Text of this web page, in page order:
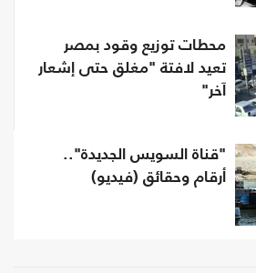
محطات توزيع وقود بمصر
تعيد لافتة "مغلق حتى إشعار
آخر"
"قناة السويس الجديدة"..
أرقام وحقائق (فيديو)